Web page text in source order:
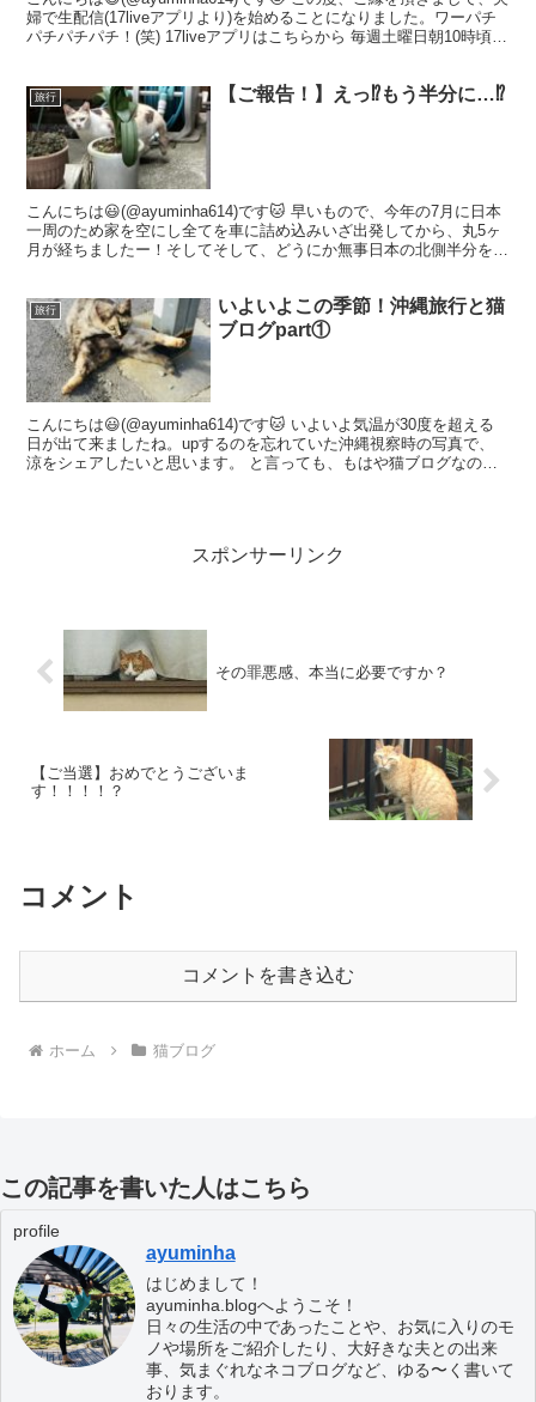
婦で生配信(17liveアプリより)を始めることになりました。ワーパチ
パチパチパチ！(笑) 17liveアプリはこちらから 毎週土曜日朝10時頃か
旅行 【ご報告！】えっ⁉︎もう半分に…⁉︎
こんにちは😃(@ayuminha614)です🐱 早いもので、今年の7月に日本
一周のため家を空にし全てを車に詰め込みいざ出発してから、丸5ヶ
月が経ちましたー！そしてそして、どうにか無事日本の北側半分をガ
旅行
いよいよこの季節！沖縄旅行と猫
ブログpart①
こんにちは😃(@ayuminha614)です🐱 いよいよ気温が30度を超える
日が出て来ましたね。upするのを忘れていた沖縄視察時の写真で、
涼をシェアしたいと思います。 と言っても、もはや猫ブログなので
スポンサーリンク
その罪悪感、本当に必要ですか？
【ご当選】おめでとうございま
す！！！！？
コメント
コメントを書き込む
ホーム 猫ブログ
この記事を書いた人はこちら
profile
ayuminha
はじめまして！
ayuminha.blogへようこそ！
日々の生活の中であったことや、お気に入りのモ
ノや場所をご紹介したり、大好きな夫との出来
事、気まぐれなネコブログなど、ゆる〜く書いて
おります。